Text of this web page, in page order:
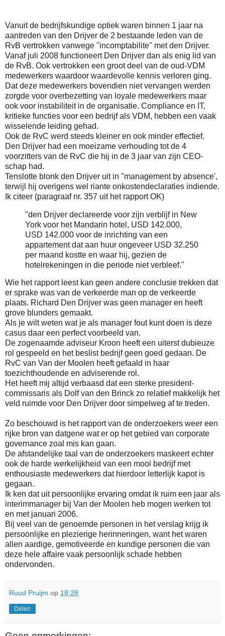
Vanuit de bedrijfskundige optiek waren binnen 1 jaar na
aantreden van den Drijver de 2 bestaande leden van de
RvB vertrokken vanwege "incomptabilite" met den Drijver.
Vanaf juli 2008 functioneert Den Drijver dan als enig lid van
de RvB. Ook vertrokken een groot deel van de oud-VDM
medewerkers waardoor waardevolle kennis verloren ging.
Dat deze medewerkers bovendien niet vervangen werden
zorgde voor overbezetting van loyale medewerkers maar
ook voor instabiliteit in de organisatie. Compliance en IT,
kritieke functies voor een bedrijf als VDM, hebben een vaak
wisselende leiding gehad.
Ook de RvC werd steeds kleiner en ook minder effectief.
Den Drijver had een moeizame verhouding tot de 4
voorzitters van de RvC die hij in de 3 jaar van zijn CEO-
schap had.
Tenslotte blonk den Drijver uit in "management by absence',
terwijl hij overigens wel riante onkostendeclaraties indiende.
Ik citeer (paragraaf nr. 357 uit het rapport OK)
"den Drijver declareerde voor zijn verblijf in New
York voor het Mandarin hotel, USD 142.000,
USD 142.000 voor de inrichting van een
appartement dat aan huur ongeveer USD 32.250
per maand kostte en waar hij, gezien de
hotelrekeningen in die periode niet verbleef."
Wie het rapport leest kan geen andere conclusie trekken dat
er sprake was van de verkeerde man op de verkeerde
plaats. Richard Den Drijver was geen manager en heeft
grove blunders gemaakt.
Als je wilt weten wat je als manager fout kunt doen is deze
casus daar een perfect voorbeeld van.
De zogenaamde adviseur Kroon heeft een uiterst dubieuze
rol gespeeld en het beslist bedrijf geen goed gedaan. De
RvC van Van der Moolen heeft gefaald in haar
toezichthoudende en adviserende rol.
Het heeft mij altijd verbaasd dat een sterke president-
commissaris als Dolf van den Brinck zo relatief makkelijk het
veld ruimde voor Den Drijver door simpelweg af te treden.
Zo beschouwd is het rapport van de onderzoekers weer een
rijke bron van datgene wat er op het gebied van corporate
governance zoal mis kan gaan.
De afstandelijke taal van de onderzoekers maskeert echter
ook de harde werkelijkheid van een mooi bedrijf met
enthousiaste medewerkers dat hierdoor letterlijk kapot is
gegaan.
Ik ken dat uit persoonlijke ervaring omdat ik ruim een jaar als
interimmanager bij Van der Moolen heb mogen werken tot
en met januari 2006.
Bij veel van de genoemde personen in het verslag krijg ik
persoonlijke en plezierige herinneringen, want het waren
allen aardige, gemotiveerde en kundige personen die van
deze hele affaire vaak persoonlijk schade hebben
ondervonden.
Ruud Pruijm op 18:28
Delen